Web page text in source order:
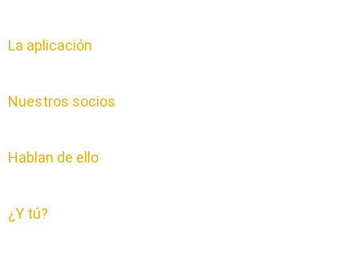
La aplicación
Nuestros socios
Hablan de ello
¿Y tú?